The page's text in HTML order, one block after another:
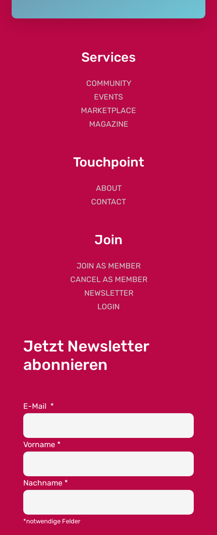
Services
COMMUNITY
EVENTS
MARKETPLACE
MAGAZINE
Touchpoint
ABOUT
CONTACT
Join
JOIN AS MEMBER
CANCEL AS MEMBER
NEWSLETTER
LOGIN
Jetzt Newsletter
abonnieren
E-Mail *
Vorname *
Nachname *
*notwendige Felder